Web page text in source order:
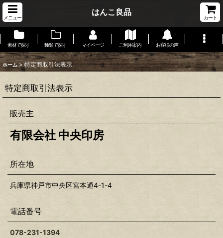
メニュー
はんこ良品
カート
素材で探す 種類で探す マイページ ご利用案内 お客様の声
ホーム > 特定商取引法表示
特定商取引法表示
販売主
有限会社 中央印房
所在地
兵庫県神戸市中央区宮本通4-1-4
電話番号
078-231-1394